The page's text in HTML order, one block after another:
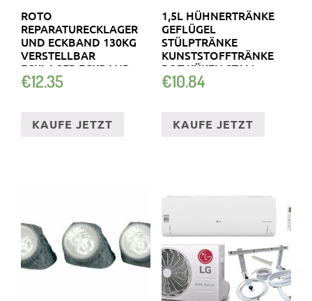
ROTO
REPARATURECKLAGER
UND ECKBAND 130KG
VERSTELLBAR
ECKLAGER ECKBAND
ZAPFEN 70MM
€12.35
KAUFE JETZT
1,5L HÜHNERTRÄNKE
GEFLÜGEL
STÜLPTRÄNKE
KUNSTSTOFFTRÄNKE
ROT KÜKEN STALL
BODEN
€10.84
KAUFE JETZT